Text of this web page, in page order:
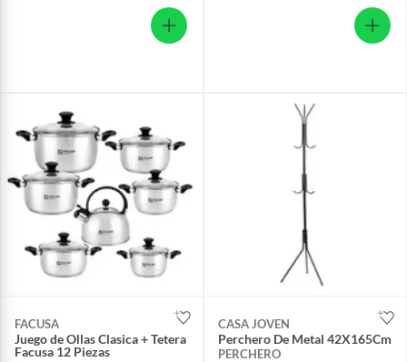
FACUSA
Juego de Ollas Clasica + Tetera
Facusa 12 Piezas
CASA JOVEN
Perchero De Metal 42X165Cm
PERCHERO